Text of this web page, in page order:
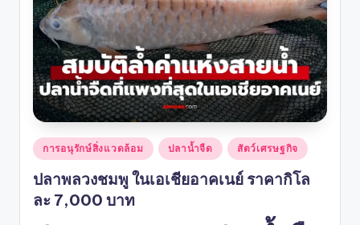
Posted
in
การอนุรักษ์สิ่งแวดล้อม ปลาน้ำจืด สัตว์เศรษฐกิจ
ปลาพลวงชมพู ในเอเชียอาคเนย์ ราคากิโล
ละ 7,000 บาท